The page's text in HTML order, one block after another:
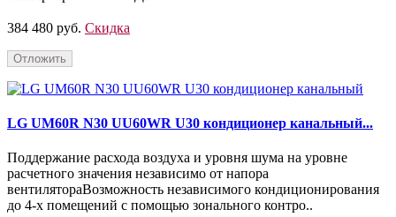
384 480 руб. Скидка
Отложить
LG UM60R N30 UU60WR U30 кондиционер канальный...
Поддержание расхода воздуха и уровня шума на уровне
расчетного значения независимо от напора
вентилятораВозможность независимого кондиционирования
до 4-х помещений с помощью зонального контро..